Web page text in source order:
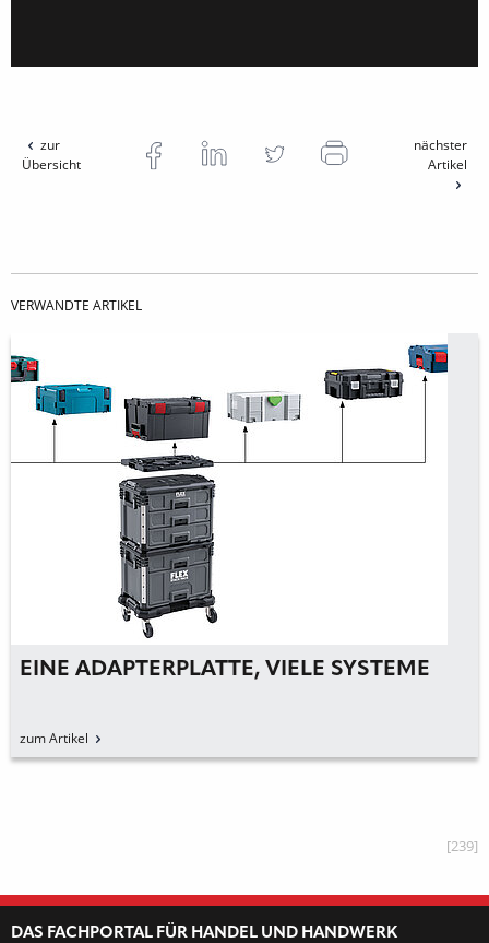
zur
Übersicht
nächster
Artikel
VERWANDTE ARTIKEL
PRÄZISION UND LEISTUNG IM
[239]
DAS FACHPORTAL FÜR HANDEL UND HANDWERK